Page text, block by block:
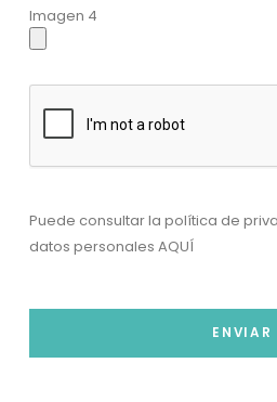
Imagen 4
Puede consultar la política de
datos personales AQUÍ
ENVIAR